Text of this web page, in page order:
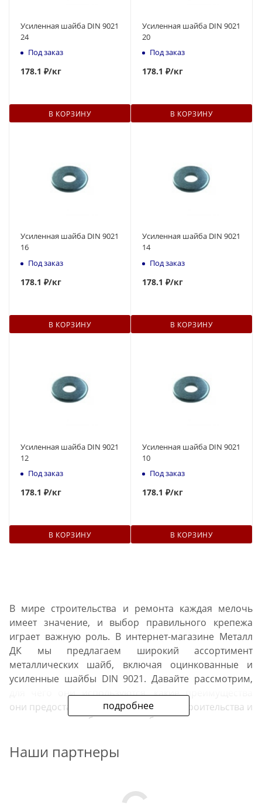
Усиленная шайба DIN 9021
24
Под заказ
178.1 ₽/кг
В КОРЗИНУ
Усиленная шайба DIN 9021
20
Под заказ
178.1 ₽/кг
В КОРЗИНУ
Усиленная шайба DIN 9021
16
Под заказ
178.1 ₽/кг
В КОРЗИНУ
Усиленная шайба DIN 9021
14
Под заказ
178.1 ₽/кг
В КОРЗИНУ
Усиленная шайба DIN 9021
12
Под заказ
178.1 ₽/кг
В КОРЗИНУ
Усиленная шайба DIN 9021
10
Под заказ
178.1 ₽/кг
В КОРЗИНУ
подробнее
В мире строительства и ремонта каждая мелочь
имеет значение, и выбор правильного крепежа
играет важную роль. В интернет-магазине Металл
ДК мы предлагаем широкий ассортимент
металлических шайб, включая оцинкованные и
усиленные шайбы DIN 9021. Давайте рассмотрим,
для чего они используются, какие преимущества
они предоставляют и в каких сферах строительства и
ремонта они наиболее востребованы.
Для чего используются
Металлические шайбы - это важная составляющая
Наши партнеры